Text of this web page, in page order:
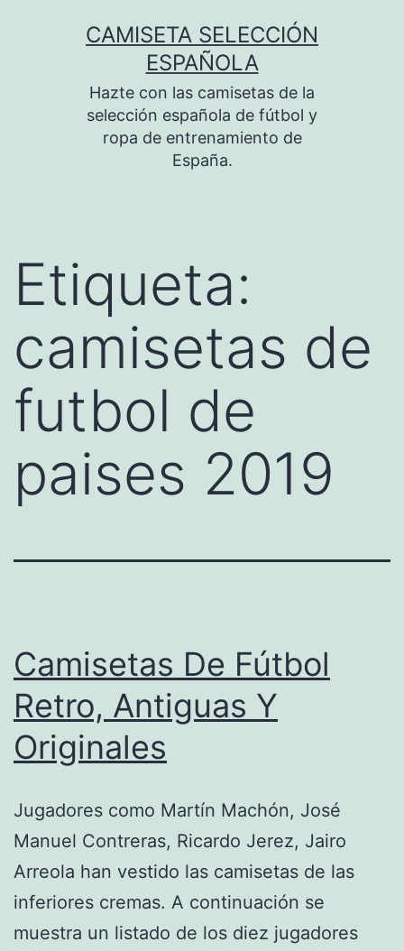
CAMISETA SELECCIÓN
ESPAÑOLA
Hazte con las camisetas de la
selección española de fútbol y
ropa de entrenamiento de
España.
Etiqueta:
camisetas de
futbol de
paises 2019
Camisetas De Fútbol
Retro, Antiguas Y
Originales
Jugadores como Martín Machón, José
Manuel Contreras, Ricardo Jerez, Jairo
Arreola han vestido las camisetas de las
inferiores cremas. A continuación se
muestra un listado de los diez jugadores